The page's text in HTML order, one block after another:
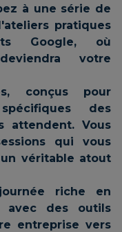
à une série de
pratiques
Google, où
votre
conçus pour
des
attendent. Vous
qui vous
véritable atout
riche en
avec des outils
entreprise vers